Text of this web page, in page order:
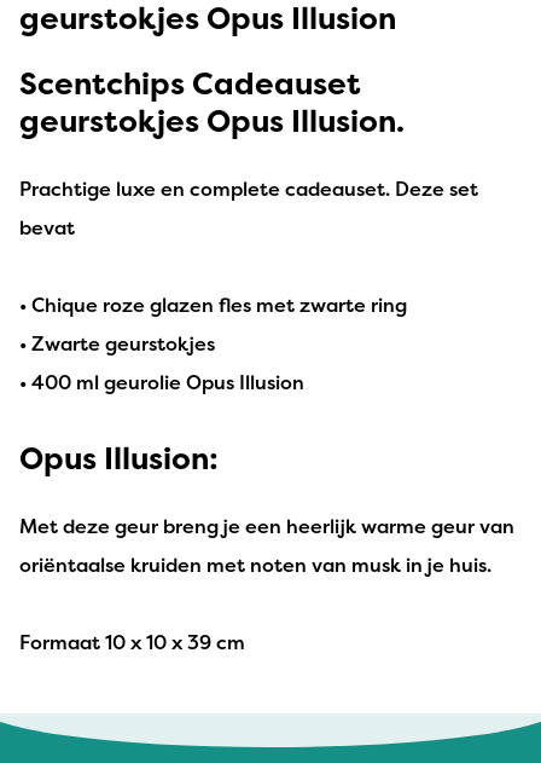
geurstokjes Opus Illusion
Scentchips Cadeauset
geurstokjes Opus Illusion.
Prachtige luxe en complete cadeauset. Deze set
bevat
• Chique roze glazen fles met zwarte ring
• Zwarte geurstokjes
• 400 ml geurolie Opus Illusion
Opus Illusion:
Met deze geur breng je een heerlijk warme geur van
oriëntaalse kruiden met noten van musk in je huis.
Formaat 10 x 10 x 39 cm